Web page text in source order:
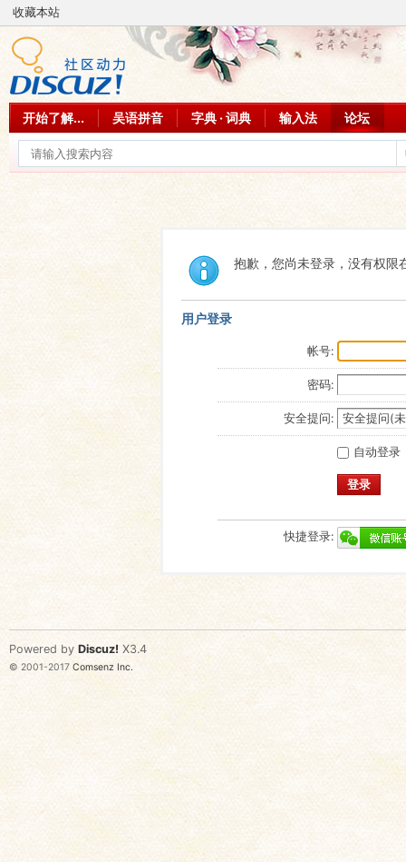
收藏本站
开始了解... 吴语拼音 字典 · 词典 输入法 论坛
抱歉，您尚未登录，没有权限
用户登录
帐号:
密码:
安全提问:
自动登录
登录
快捷登录:
Powered by Discuz! X3.4
© 2001-2017 Comsenz Inc.